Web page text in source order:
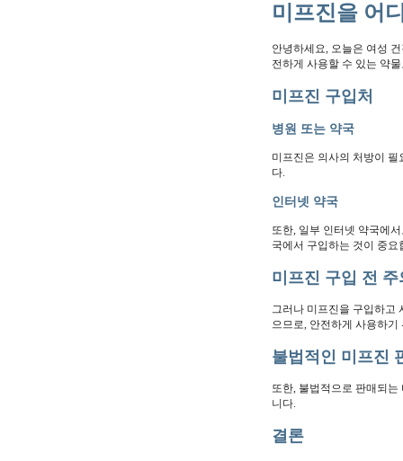
미프진을 어
안녕하세요, 오늘은 여성
전하게 사용할 수 있는 약
미프진 구입처
병원 또는 약국
미프진은 의사의 처방이
다.
인터넷 약국
또한, 일부 인터넷 약국에
국에서 구입하는 것이 중요
미프진 구입 전 주
그러나 미프진을 구입하고
으므로, 안전하게 사용하
불법적인 미프진
또한, 불법적으로 판매되
니다.
결론